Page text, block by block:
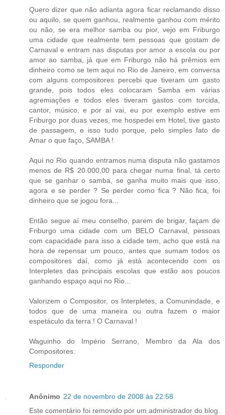
Quero dizer que não adianta agora ficar reclamando disso
ou aquilo, se quem ganhou, realmente ganhou com mérito
ou não, se era melhor samba ou pior, vejo em Friburgo
uma cidade que realmente tem pessoas que gostam de
Carnaval e entram nas disputas por amor a escola ou por
amor ao samba, já que em Friburgo não há prêmios em
dinheiro como se tem aqui no Rio de Janeiro, em conversa
com alguns compositores percebi que tiveram um gasto
grande, pois todos eles colocaram Samba em várias
agremiações e todos eles tiveram gastos com torcida,
cantor, músico, e por aí vai, eu por exemplo estive em
Friburgo por duas vezes, me hospedei em Hotel, tive gasto
de passagem, e isso tudo porque, pelo simples fato de
Amar o que faço, SAMBA !
Aqui no Rio quando entramos numa disputa não gastamos
menos de R$ 20.000,00 para chegar numa final, tá certo
que se ganhar o samba, se ganha muito mais que isso,
agora e se perder ? Se perder como fica ? Não fica, foi
dinheiro que se jogou fora...
Então segue aí meu conselho, parem de brigar, façam de
Friburgo uma cidade com um BELO Carnaval, pessoas
com capacidade para isso a cidade tem, acho que está na
hora de repensar um pouco, antes que sumam todos os
compositores daí, como já está acontecendo com os
Interpletes das principais escolas que estão aos poucos
ganhando espaço aqui no Rio...
Valorizem o Compositor, os Interpletes, a Comunindade, e
todos que de uma maneira ou outra fazem o maior
espetáculo da terra ! O Carnaval !
Waguinho do Império Serrano, Membro da Ala dos
Compositores.
Responder
Anônimo 22 de novembro de 2008 às 22:58
Este comentário foi removido por um administrador do blog.